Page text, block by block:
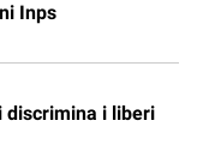
Inps
discrimina i liberi